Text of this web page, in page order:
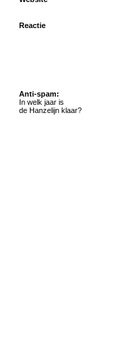
Reactie
Anti-spam:
In welk jaar is
de Hanzelijn klaar?